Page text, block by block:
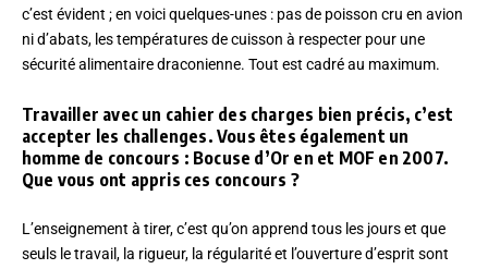
c’est évident ; en voici quelques-unes : pas de poisson cru en avion
ni d’abats, les températures de cuisson à respecter pour une
sécurité alimentaire draconienne. Tout est cadré au maximum.
Travailler avec un cahier des charges bien précis, c’est
accepter les challenges. Vous êtes également un
homme de concours : Bocuse d’Or en et MOF en 2007.
Que vous ont appris ces concours ?
L’enseignement à tirer, c’est qu’on apprend tous les jours et que
seuls le travail, la rigueur, la régularité et l’ouverture d’esprit sont